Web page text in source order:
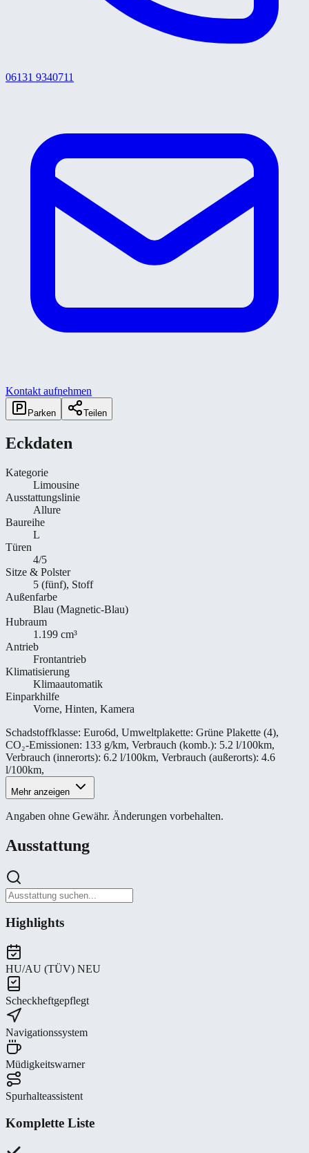
06131 9340711
Kontakt aufnehmen
Parken Teilen
Eckdaten
Kategorie
Limousine
Ausstattungslinie
Allure
Baureihe
L
Türen
4/5
Sitze & Polster
5 (fünf), Stoff
Außenfarbe
Blau (Magnetic-Blau)
Hubraum
1.199 cm³
Antrieb
Frontantrieb
Klimatisierung
Klimaautomatik
Einparkhilfe
Vorne, Hinten, Kamera
Schadstoffklasse: Euro6d, Umweltplakette: Grüne Plakette (4),
CO₂-Emissionen: 133 g/km, Verbrauch (komb.): 5.2 l/100km,
Verbrauch (innerorts): 6.2 l/100km, Verbrauch (außerorts): 4.6
l/100km,
Mehr anzeigen
Angaben ohne Gewähr. Änderungen vorbehalten.
Ausstattung
Highlights
HU/AU (TÜV) NEU
Scheckheftgepflegt
Navigationssystem
Müdigkeitswarner
Spurhalteassistent
Komplette Liste